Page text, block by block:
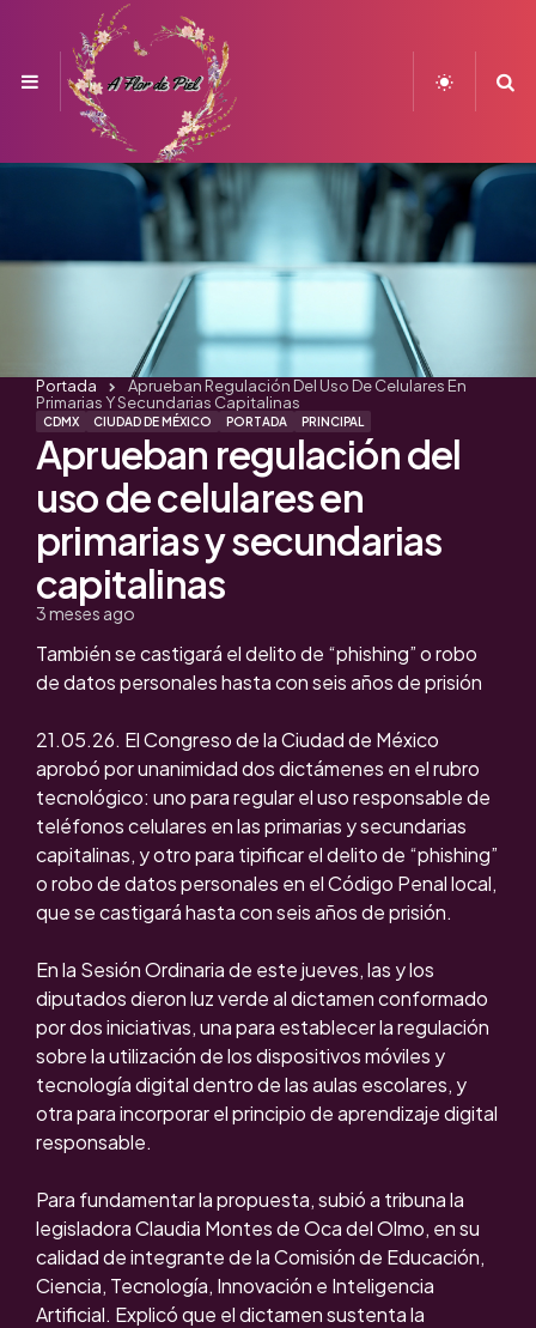
Menu
CDMX CIUDAD DE MÉXICO PORTADA PRINCIPAL
Aprueban regulación del
uso de celulares en
primarias y secundarias
capitalinas
3 meses ago
Portada
Aprueban Regulación Del Uso De Celulares En
Primarias Y Secundarias Capitalinas
También se castigará el delito de “phishing” o robo
de datos personales hasta con seis años de prisión
21.05.26. El Congreso de la Ciudad de México
aprobó por unanimidad dos dictámenes en el rubro
tecnológico: uno para regular el uso responsable de
teléfonos celulares en las primarias y secundarias
capitalinas, y otro para tipificar el delito de “phishing”
o robo de datos personales en el Código Penal local,
que se castigará hasta con seis años de prisión.
En la Sesión Ordinaria de este jueves, las y los
diputados dieron luz verde al dictamen conformado
por dos iniciativas, una para establecer la regulación
sobre la utilización de los dispositivos móviles y
tecnología digital dentro de las aulas escolares, y
otra para incorporar el principio de aprendizaje digital
responsable.
Para fundamentar la propuesta, subió a tribuna la
legisladora Claudia Montes de Oca del Olmo, en su
calidad de integrante de la Comisión de Educación,
Ciencia, Tecnología, Innovación e Inteligencia
Artificial. Explicó que el dictamen sustenta la